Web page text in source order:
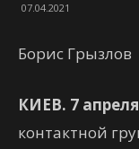
07.04.2021
Борис Грызлов
КИЕВ. 7
контактной